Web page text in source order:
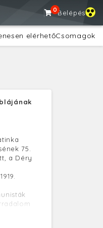
0Belépés
elérhetőCsomagok
75.
a Déry